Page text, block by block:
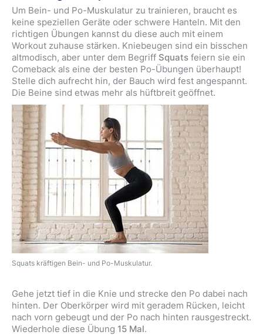
Squats kräftigen Bein- und Po-Muskulatur.
Um Bein- und Po-Muskulatur zu trainieren, braucht es
keine speziellen Geräte oder schwere Hanteln. Mit den
richtigen Übungen kannst du diese auch mit einem
Workout zuhause stärken. Kniebeugen sind ein bisschen
altmodisch, aber unter dem Begriff Squats feiern sie ein
Comeback als eine der besten Po-Übungen überhaupt!
Stelle dich aufrecht hin, der Bauch wird fest angespannt.
Die Beine sind etwas mehr als hüftbreit geöffnet.
Gehe jetzt tief in die Knie und strecke den Po dabei nach
hinten. Der Oberkörper wird mit geradem Rücken, leicht
nach vorn gebeugt und der Po nach hinten rausgestreckt.
Wiederhole diese Übung 15 Mal.